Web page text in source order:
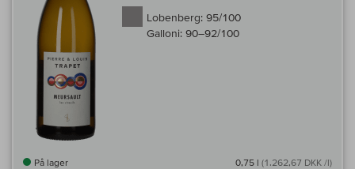
Lobenberg: 95/100
Galloni: 90–92/100
På lager 0,75 l (1.262,67 DKK /l)